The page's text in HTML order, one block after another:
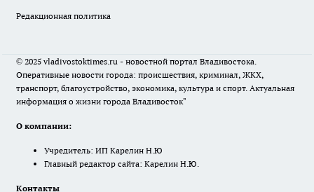
Редакционная политика
© 2025 vladivostoktimes.ru - новостной портал Владивостока.
Оперативные новости города: происшествия, криминал, ЖКХ,
транспорт, благоустройство, экономика, культура и спорт. Актуальная
информация о жизни города Владивосток"
О компании:
Учредитель: ИП Карелин Н.Ю
Главный редактор сайта: Карелин Н.Ю.
Контакты